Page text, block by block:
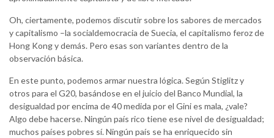
Oh, ciertamente, podemos discutir sobre los sabores de mercados
y capitalismo –la socialdemocracia de Suecia, el capitalismo feroz de
Hong Kong y demás. Pero esas son variantes dentro de la
observación básica.
En este punto, podemos armar nuestra lógica. Según Stiglitz y
otros para el G20, basándose en el juicio del Banco Mundial, la
desigualdad por encima de 40 medida por el Gini es mala, ¿vale?
Algo debe hacerse. Ningún país rico tiene ese nivel de desigualdad;
muchos países pobres sí. Ningún país se ha enriquecido sin